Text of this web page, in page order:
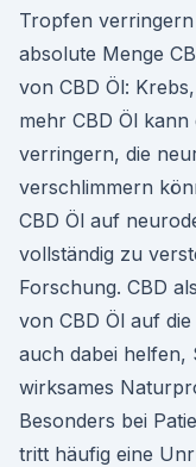
Tropfen
absolute Menge
von CBD Öl:
mehr CBD Öl kann
verringern, die
verschlimmern
CBD Öl auf
vollständig zu
Forschung. CBD
von CBD Öl auf
auch dabei helfen,
wirksames
Besonders bei
tritt häufig eine